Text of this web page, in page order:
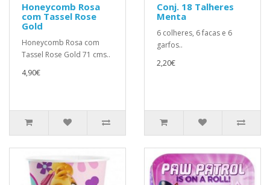
Honeycomb Rosa
com Tassel Rose
Gold
Honeycomb Rosa com
Tassel Rose Gold 71 cms..
4,90€
Conj. 18 Talheres
Menta
6 colheres, 6 facas e 6
garfos..
2,20€